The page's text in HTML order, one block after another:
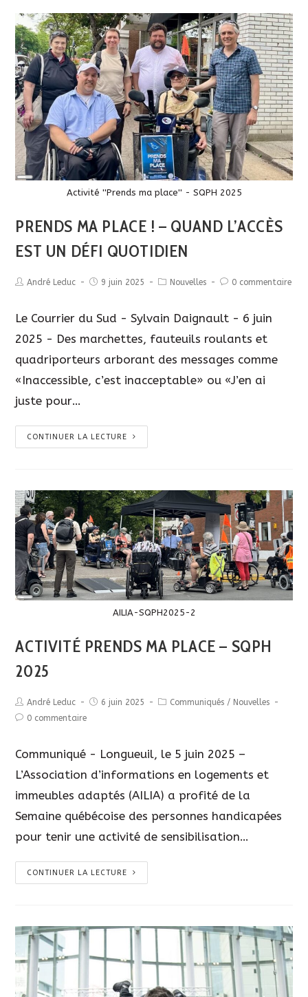
Long
DescriptionActivité ''Prends ma place'' - SQPH 2025
PRENDS MA PLACE ! – QUAND L’ACCÈS
EST UN DÉFI QUOTIDIEN
André Leduc 9 juin 2025 Nouvelles 0 commentaire
Le Courrier du Sud - Sylvain Daignault - 6 juin
2025 - Des marchettes, fauteuils roulants et
quadriporteurs arborant des messages comme
«Inaccessible, c’est inacceptable» ou «J’en ai
juste pour…
CONTINUER LA LECTURE
Long
AILIA-SQPH2025-2
ACTIVITÉ PRENDS MA PLACE – SQPH
2025
André Leduc 6 juin 2025 Communiqués / Nouvelles
0 commentaire
Communiqué - Longueuil, le 5 juin 2025 –
L’Association d’informations en logements et
immeubles adaptés (AILIA) a profité de la
Semaine québécoise des personnes handicapées
pour tenir une activité de sensibilisation…
CONTINUER LA LECTURE